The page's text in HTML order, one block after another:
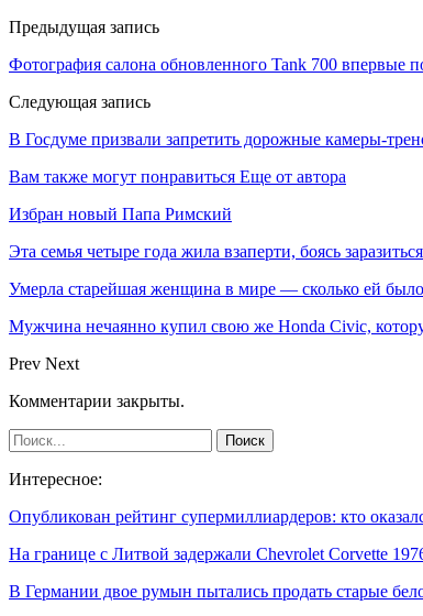
Предыдущая запись
Фотография салона обновленного Tank 700 впервые
Следующая запись
В Госдуме призвали запретить дорожные камеры-
Вам также могут понравиться Еще от автора
Избран новый Папа Римский
Эта семья четыре года жила взаперти, боясь
Умерла старейшая женщина в мире — сколько ей
Мужчина нечаянно купил свою же Honda Civic,
Prev Next
Комментарии закрыты.
Интересное:
Опубликован рейтинг супермиллиардеров: кто
На границе с Литвой задержали Chevrolet Corvette
В Германии двое румын пытались продать старые